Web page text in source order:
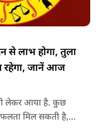
से लाभ होगा, तुला
रहेगा, जानें आज
लेकर आया है. कुछ
मिल सकती है,